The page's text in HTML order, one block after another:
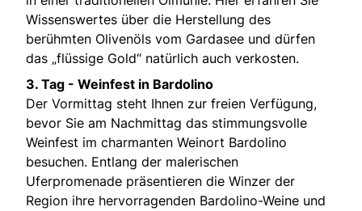
Wissenswertes über die Herstellung des
berühmten Olivenöls vom Gardasee und dürfen
das „flüssige Gold“ natürlich auch verkosten.
3. Tag - Weinfest in Bardolino
Der Vormittag steht Ihnen zur freien Verfügung,
bevor Sie am Nachmittag das stimmungsvolle
Weinfest im charmanten Weinort Bardolino
besuchen. Entlang der malerischen
Uferpromenade präsentieren die Winzer der
Region ihre hervorragenden Bardolino-Weine und